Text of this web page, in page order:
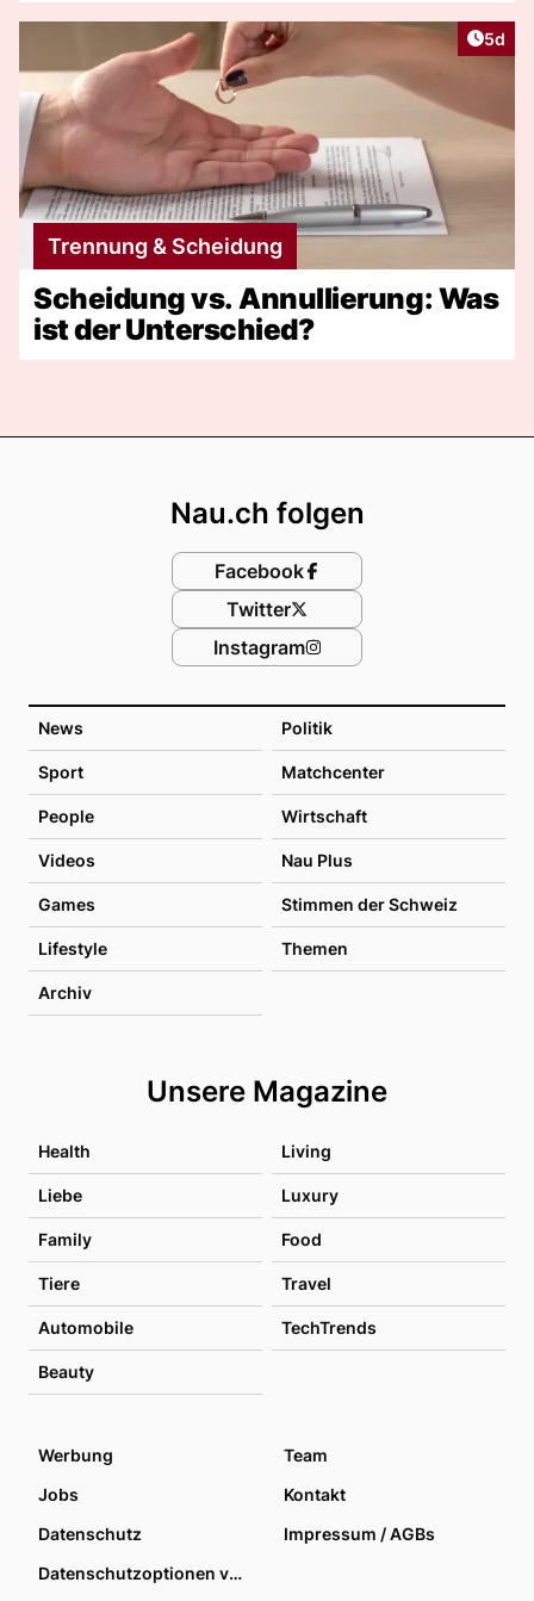
5d
Trennung & Scheidung
Scheidung vs. Annullierung: Was
ist der Unterschied?
News Politik
Sport Matchcenter
People Wirtschaft
Videos Nau Plus
Games Stimmen der Schweiz
Lifestyle Themen
Archiv
Unsere Magazine
Health Living
Liebe Luxury
Family Food
Tiere Travel
Automobile TechTrends
Beauty
Nau.ch folgen
Facebook
Twitter
Instagram
Werbung
Team
Jobs
Kontakt
Datenschutz
Impressum / AGBs
Datenschutzoptionen verwalten